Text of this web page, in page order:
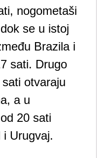
nogometaši
se u istoj
Brazila i
sati. Drugo
otvaraju
a u
20 sati
Urugvaj.